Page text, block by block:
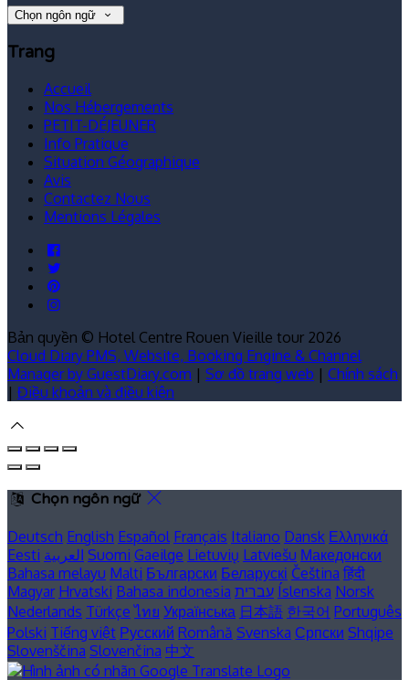
Chọn ngôn ngữ
Trang
Accueil
Nos Hébergements
PETIT-DÉJEUNER
Info Pratique
Situation Géographique
Avis
Contactez Nous
Mentions Légales
Bản quyền © Hotel Centre Rouen Vieille tour 2026
Cloud Diary PMS, Website, Booking Engine & Channel
Manager by GuestDiary.com | Sơ đồ trang web | Chính sách
| Điều khoản và điều kiện
Chọn ngôn ngữ
Deutsch English Español Français Italiano Dansk Ελληνικά
Eesti العربية Suomi Gaeilge Lietuvių Latviešu Македонски
Bahasa melayu Malti Български Беларускі Čeština हिंदी
Magyar Hrvatski Bahasa indonesia עברית Íslenska Norsk
Nederlands Türkçe ไทย Українська 日本語 한국어 Português
Polski Tiếng việt Русский Română Svenska Српски Shqipe
Slovenščina Slovenčina 中文